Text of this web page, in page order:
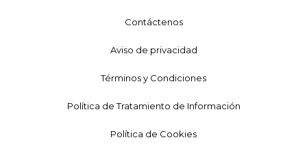
Contáctenos
Aviso de privacidad
Términos y Condiciones
Política de Tratamiento de Información
Política de Cookies